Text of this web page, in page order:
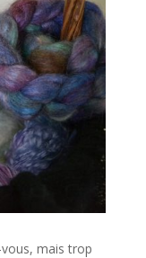
mais trop